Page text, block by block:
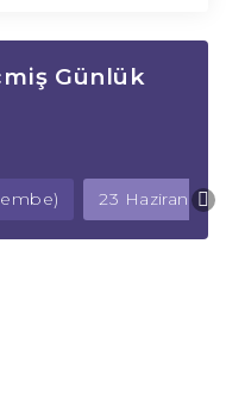
Günlük
23 Haziran